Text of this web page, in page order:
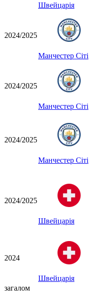
Швейцарія
2024/2025
Манчестер Сіті
2024/2025
Манчестер Сіті
2024/2025
Манчестер Сіті
2024/2025
Швейцарія
2024
Швейцарія
загалом